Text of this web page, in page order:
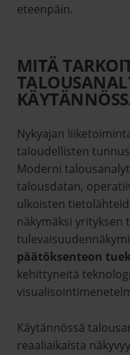
eteenpäin.
MITÄ
Nykyajan
taloudellisten
Moderni
talousdatan,
ulkoisten
näkymäksi yrityksen
päätöksenteon
kehittyneitä
Käytännössä
reaaliaikaista